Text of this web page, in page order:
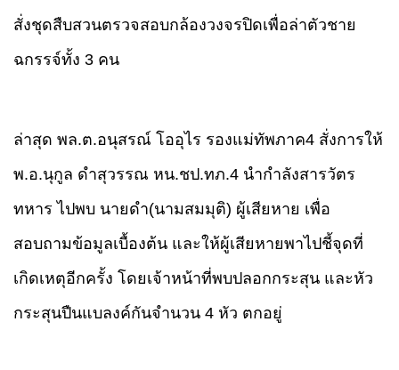
สั่งชุดสืบสวนตรวจสอบกล้องวงจรปิดเพื่อล่าตัวชาย
ฉกรรจ์ทั้ง 3 คน
ล่าสุด พล.ต.อนุสรณ์ โออุไร รองแม่ทัพภาค4 สั่งการให้
พ.อ.นุกูล ดำสุวรรณ หน.ชป.ทภ.4 นำกำลังสารวัตร
ทหารไปพบ นายดำ(นามสมมุติ) ผู้เสียหาย เพื่อ
สอบถามข้อมูลเบื้องต้น และให้ผู้เสียหายพาไปชี้จุดที่
เกิดเหตุอีกครั้ง โดยเจ้าหน้าที่พบปลอกกระสุน และหัว
กระสุนปืนแบลงค์กันจำนวน 4 หัว ตกอยู่